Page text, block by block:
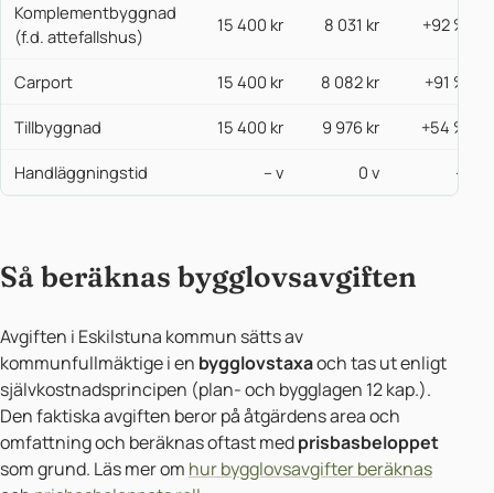
Komplementbyggnad
(f.d. attefallshus)
15 400 kr 8 031 kr +92 %
Carport 15 400 kr 8 082 kr +91 %
Tillbyggnad 15 400 kr 9 976 kr +54 %
Handläggningstid – v 0 v —
Så beräknas bygglovsavgiften
Avgiften i Eskilstuna kommun sätts av
kommunfullmäktige i en bygglovstaxaoch tas ut enligt
självkostnadsprincipen (plan- och bygglagen 12 kap.).
Den faktiska avgiften beror på åtgärdens area och
omfattning och beräknas oftast medprisbasbeloppet
som grund. Läs mer om hur bygglovsavgifter beräknas